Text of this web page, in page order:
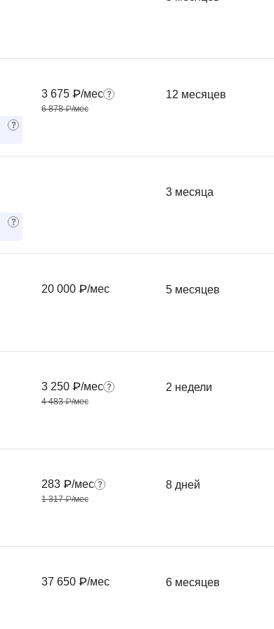
3 675 ₽/мес
6 878 ₽/мес
12 месяцев
3 месяца
20 000 ₽/мес 5 месяцев
3 250 ₽/мес
4 483 ₽/мес
2 недели
283 ₽/мес
1 317 ₽/мес
8 дней
37 650 ₽/мес 6 месяцев